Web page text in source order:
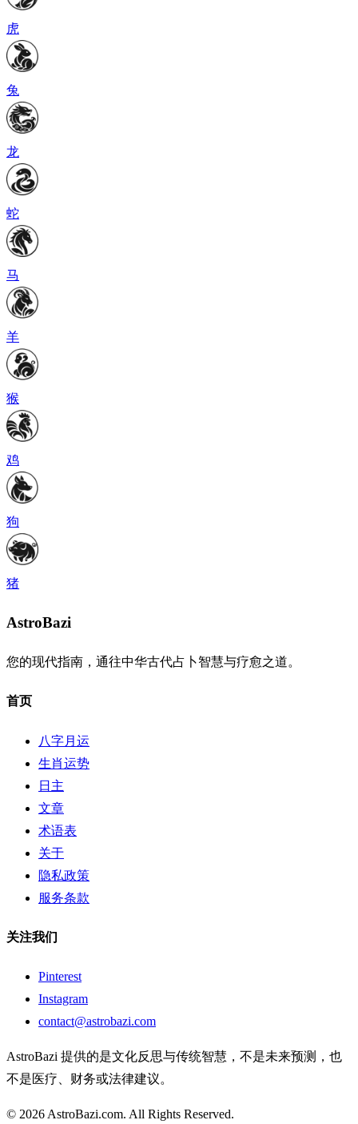
虎
兔
龙
蛇
马
羊
猴
鸡
狗
猪
AstroBazi
您的现代指南，通往中华古代占卜智慧与疗愈之道。
首页
八字月运
生肖运势
日主
文章
术语表
关于
隐私政策
服务条款
关注我们
Pinterest
Instagram
contact@astrobazi.com
AstroBazi 提供的是文化反思与传统智慧，不是未来预测，也
不是医疗、财务或法律建议。
© 2026 AstroBazi.com. All Rights Reserved.